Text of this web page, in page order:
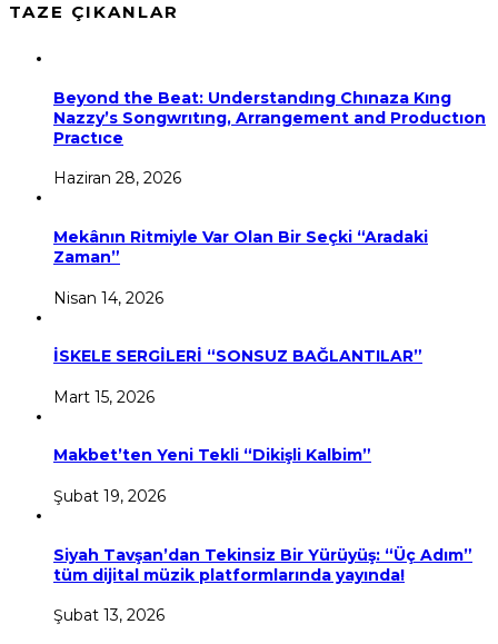
TAZE ÇIKANLAR
Beyond the Beat: Understandıng Chınaza Kıng
Nazzy’s Songwrıtıng, Arrangement and Productıon
Practıce
Haziran 28, 2026
Mekânın Ritmiyle Var Olan Bir Seçki “Aradaki
Zaman”
Nisan 14, 2026
İSKELE SERGİLERİ “SONSUZ BAĞLANTILAR”
Mart 15, 2026
Makbet’ten Yeni Tekli “Dikişli Kalbim”
Şubat 19, 2026
Siyah Tavşan’dan Tekinsiz Bir Yürüyüş: “Üç Adım”
tüm dijital müzik platformlarında yayında!
Şubat 13, 2026